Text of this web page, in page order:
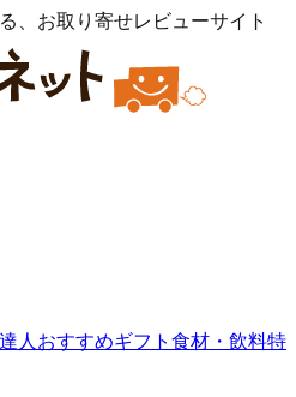
、お取り寄せレビューサイト
達人おすすめギフト 食材・飲料特